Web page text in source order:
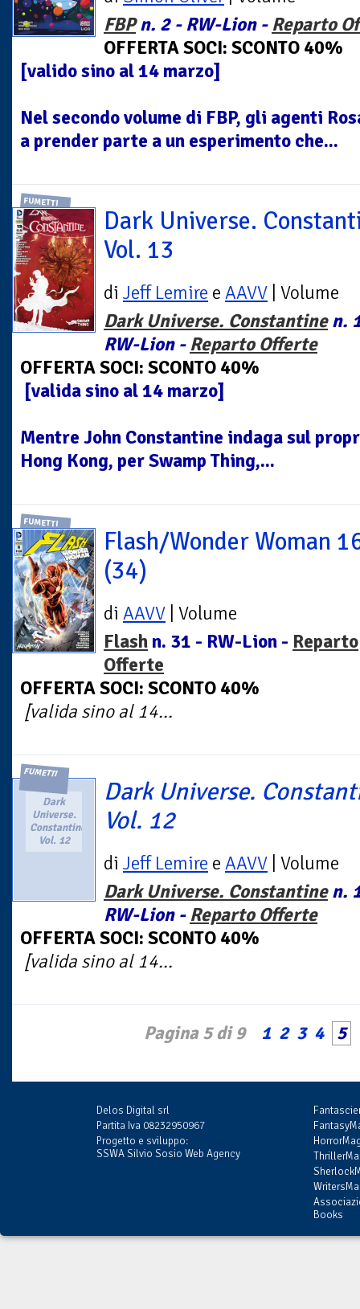
FBPn. 2 - RW-Lion - Reparto
OFFERTA SOCI: SCONTO 40%
[valido sino al 14 marzo]
Nel secondo volume di FBP, gli agenti
a prender parte a un esperimento che...
FUMETTI
Dark Universe.
Vol. 13
di Jeff Lemire e AAVV | Volume
Dark Universe. Constantinen.
RW-Lion - Reparto Offerte
OFFERTA SOCI: SCONTO 40%
[valida sino al 14 marzo]
Mentre John Constantine indaga sul
Hong Kong, per Swamp Thing,...
FUMETTI
Flash/Wonder Woman
(34)
di AAVV | Volume
Flash n. 31 - RW-Lion - Reparto
Offerte
OFFERTA SOCI: SCONTO 40%
[valida sino al 14...
FUMETTI
Dark
Universe.
Constantine.
Vol. 12
Dark Universe.
Vol. 12
di Jeff Lemire e AAVV | Volume
Dark Universe. Constantinen.
RW-Lion - Reparto Offerte
OFFERTA SOCI: SCONTO 40%
[valida sino al 14...
Pagina 5 di 9 1 2 3 4 5
Delos Digital srl
Partita Iva 08232950967
Progetto e sviluppo:
SSWA Silvio Sosio Web Agency
Books